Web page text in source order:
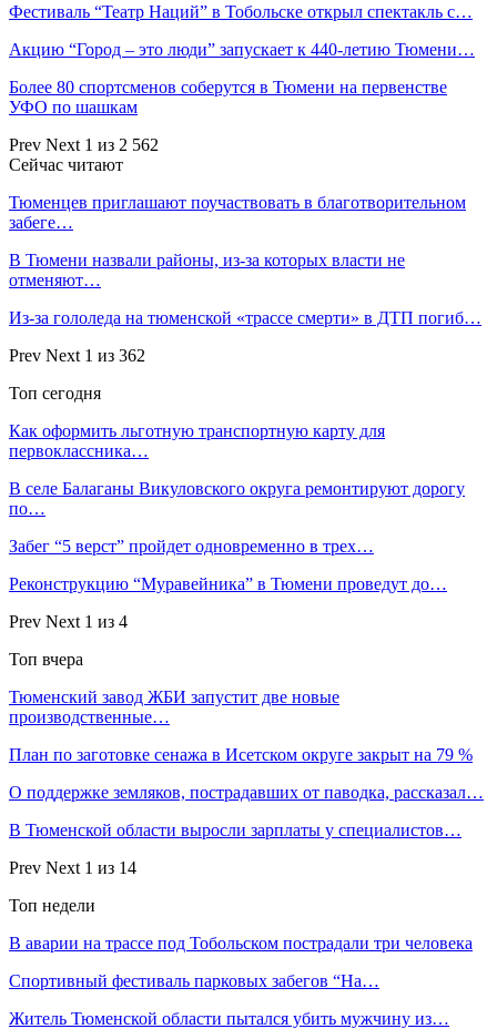
Фестиваль “Театр Наций” в Тобольске открыл спектакль с…
Акцию “Город – это люди” запускает к 440-летию Тюмени…
Более 80 спортсменов соберутся в Тюмени на первенстве
УФО по шашкам
Prev Next 1 из 2 562
Сейчас читают
Тюменцев приглашают поучаствовать в благотворительном
забеге…
В Тюмени назвали районы, из-за которых власти не
отменяют…
Из-за гололеда на тюменской «трассе смерти» в ДТП погиб…
Prev Next 1 из 362
Топ сегодня
Как оформить льготную транспортную карту для
первоклассника…
В селе Балаганы Викуловского округа ремонтируют дорогу
по…
Забег “5 верст” пройдет одновременно в трех…
Реконструкцию “Муравейника” в Тюмени проведут до…
Prev Next 1 из 4
Топ вчера
Тюменский завод ЖБИ запустит две новые
производственные…
План по заготовке сенажа в Исетском округе закрыт на 79 %
О поддержке земляков, пострадавших от паводка, рассказал…
В Тюменской области выросли зарплаты у специалистов…
Prev Next 1 из 14
Топ недели
В аварии на трассе под Тобольском пострадали три человека
Спортивный фестиваль парковых забегов “На…
Житель Тюменской области пытался убить мужчину из…